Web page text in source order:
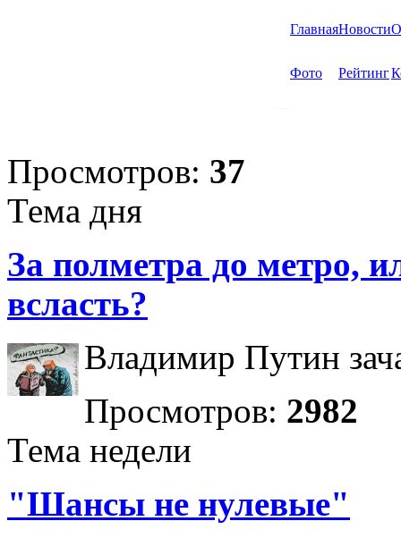
ГлавнаяНовости
Фото Рейтинг
Просмотров: 37
Тема дня
За полметра до метро,
всласть?
Владимир Путин
Просмотров: 2982
Тема недели
"Шансы не нулевые"